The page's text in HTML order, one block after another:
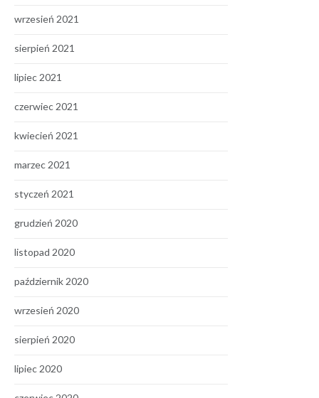
wrzesień 2021
sierpień 2021
lipiec 2021
czerwiec 2021
kwiecień 2021
marzec 2021
styczeń 2021
grudzień 2020
listopad 2020
październik 2020
wrzesień 2020
sierpień 2020
lipiec 2020